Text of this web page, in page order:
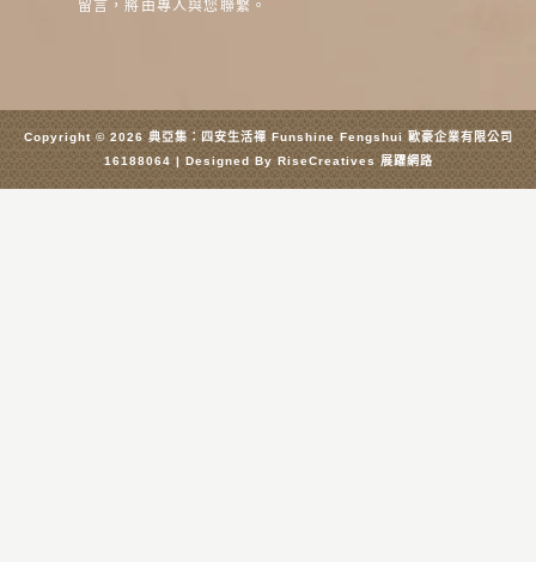
留言，將由專人與您聯繫。
Copyright © 2026 典亞集：四安生活禪 Funshine Fengshui 歐豪企業有限公司
16188064 | Designed ByRiseCreatives 展躍網路